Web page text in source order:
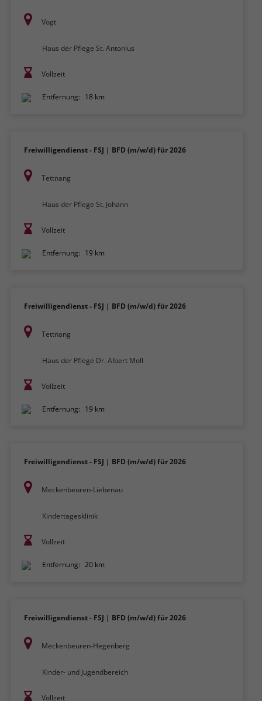
Vogt
Haus der Pflege St. Antonius
Vollzeit
Entfernung: 18 km
Freiwilligendienst - FSJ | BFD (m/w/d) für 2026
Tettnang
Haus der Pflege St. Johann
Vollzeit
Entfernung: 19 km
Freiwilligendienst - FSJ | BFD (m/w/d) für 2026
Tettnang
Haus der Pflege Dr. Albert Moll
Vollzeit
Entfernung: 19 km
Freiwilligendienst - FSJ | BFD (m/w/d) für 2026
Meckenbeuren-Liebenau
Kindertagesklinik
Vollzeit
Entfernung: 20 km
Freiwilligendienst - FSJ | BFD (m/w/d) für 2026
Meckenbeuren-Hegenberg
Kinder- und Jugendbereich
Vollzeit